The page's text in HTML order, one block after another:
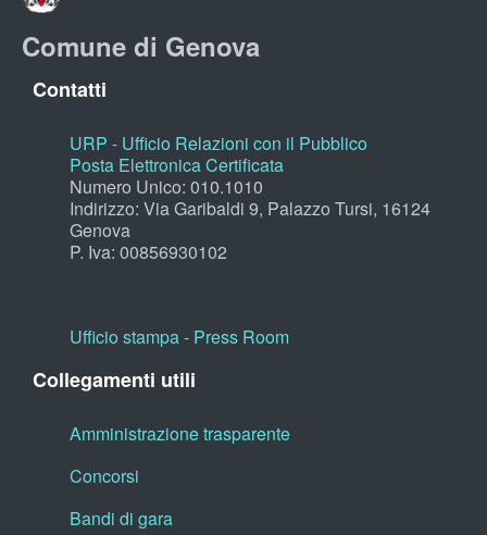
Comune di Genova
Contatti
URP - Ufficio Relazioni con il Pubblico
Posta Elettronica Certificata
Numero Unico: 010.1010
Indirizzo: Via Garibaldi 9, Palazzo Tursi, 16124
Genova
P. Iva: 00856930102
Ufficio stampa - Press Room
Collegamenti utili
Amministrazione trasparente
Concorsi
Bandi di gara